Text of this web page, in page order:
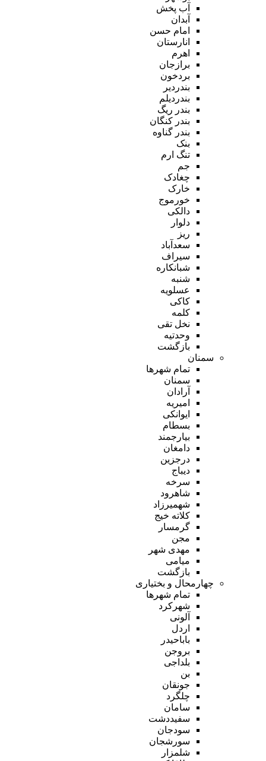
آب پخش
آبدان
امام حسن
انارستان
اهرم
برازجان
بردخون
بندردیر
بندردیلم
بندر ریگ
بندر کنگان
بندر گناوه
بنک
تنگ ارم
جم
چغادک
خارک
خورموج
دالکی
دلوار
ریز
سعدآباد
سیراف
شبانکاره
شنبه
عسلویه
کاکی
کلمه
نخل تقی
وحدتیه
بازگشت
سمنان
تمام شهر‌ها
سمنان
آرادان
امیریه
ایوانکی
بسطام
بیارجمند
دامغان
درجزین
دیباج
سرخه
شاهرود
شهمیرزاد
کلاته خیج
گرمسار
مجن
مهدی شهر
میامی
بازگشت
چهارمحال و بختیاری
تمام شهر‌ها
شهرکرد
آلونی
اردل
باباحیدر
بروجن
بلداجی
بن
جونقان
چلگرد
سامان
سفیددشت
سودجان
سورشجان
شلمزار